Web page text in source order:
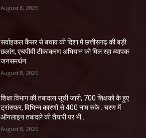
August 8, 2026
सर्वाइकल कैंसर से बचाव की दिशा में छत्तीसगढ़ की बड़ी
छलांग, एचपीवी टीकाकरण अभियान को मिल रहा व्यापक
जनसमर्थन
August 8, 2026
शिक्षा विभाग की तबादला सूची जारी, 700 शिक्षको के हुए
ट्रांसफर, विभिन्न कारणों से 400 नाम रुके…चरण में
ऑनलाइन तबादले की तैयारी पर भी...
August 8, 2026